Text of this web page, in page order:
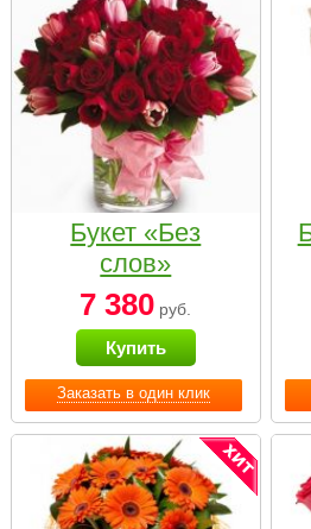
Заказать в один клик
Букет «Без
слов»
7 380 руб.
Купить